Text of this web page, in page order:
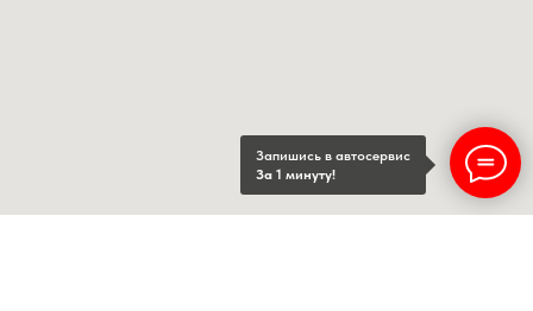
Запишись в автосервис
За 1 минуту!